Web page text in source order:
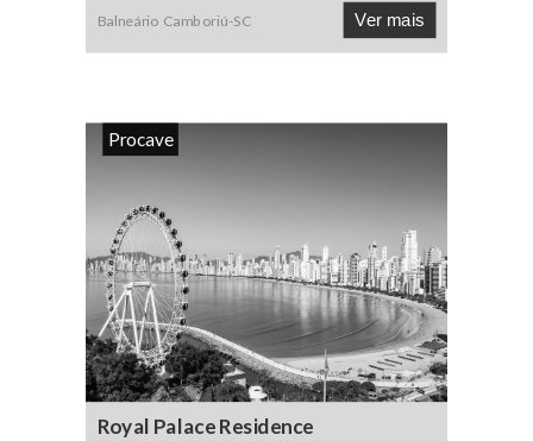
Balneário Camboriú-SC Ver mais
Procave
Royal Palace Residence